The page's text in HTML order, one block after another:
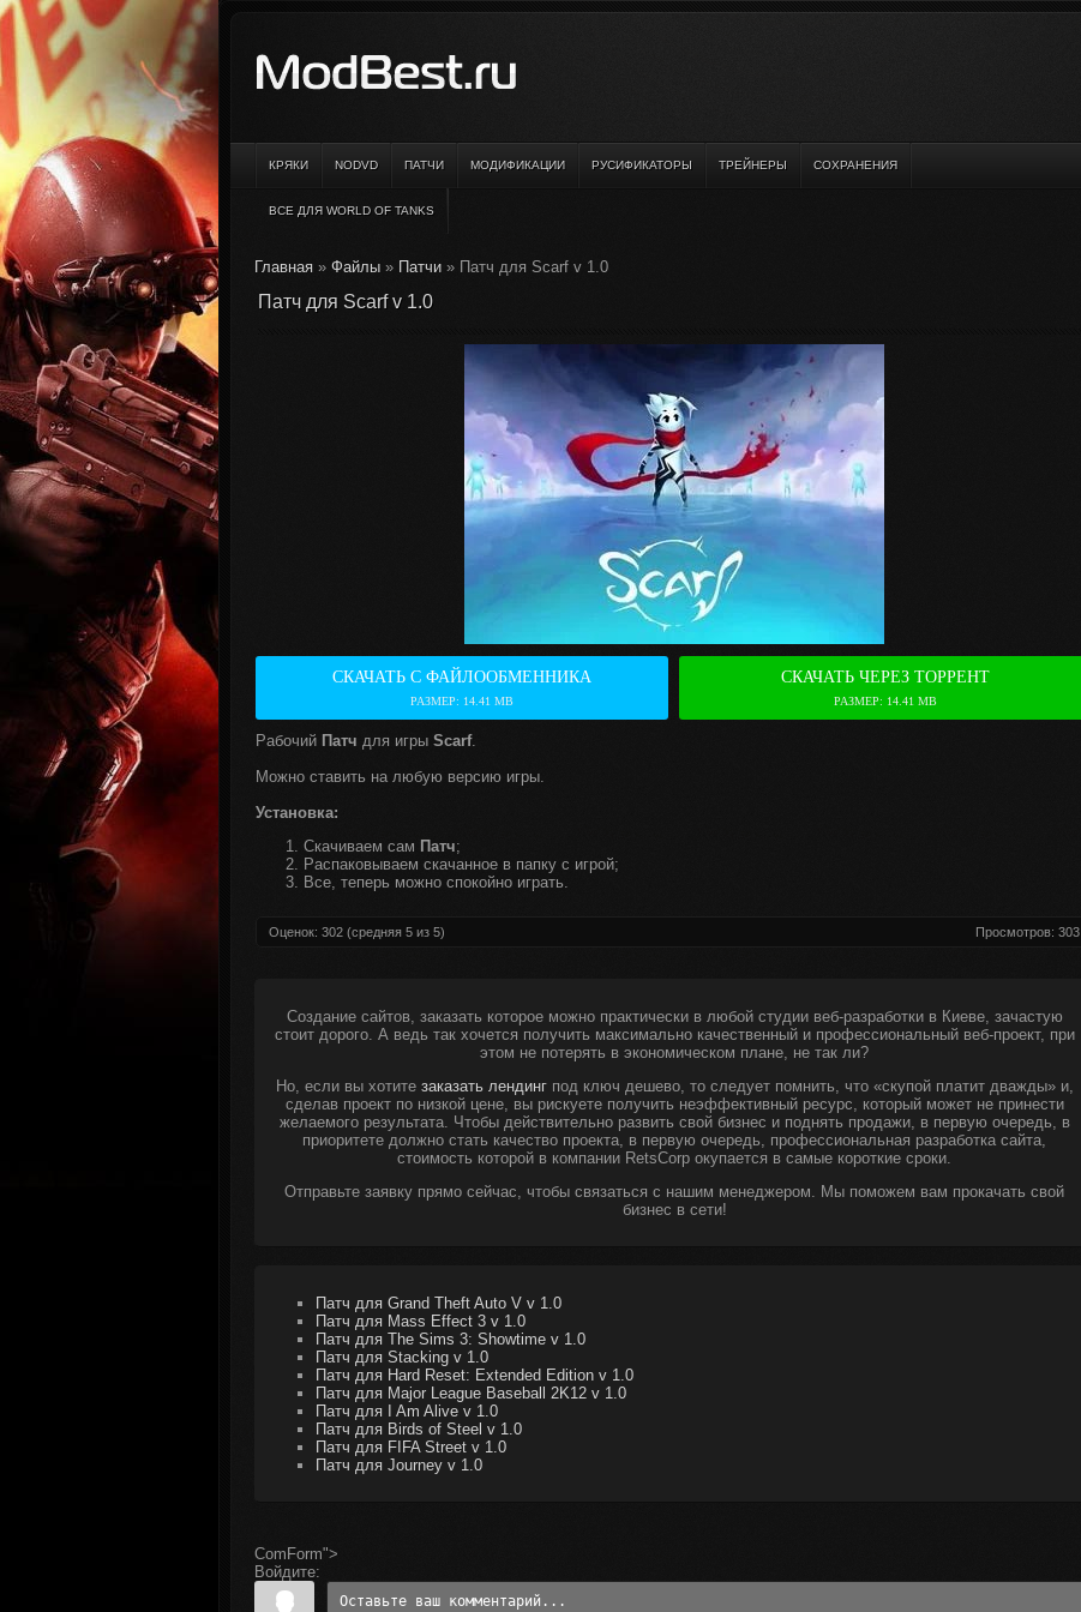
КРЯКИ NODVD ПАТЧИ МОДИФИКАЦИИ РУСИФИКАТОРЫ ТРЕЙНЕРЫ СОХРАНЕНИЯ
ВСЕ ДЛЯ WORLD OF TANKS
Главная » Файлы » Патчи » Патч для Scarf v 1.0
Патч для Scarf v 1.0
СКАЧАТЬ С ФАЙЛООБМЕННИКА
РАЗМЕР: 14.41 MB
СКАЧАТЬ ЧЕРЕЗ ТОРРЕНТ
РАЗМЕР: 14.41 MB
Рабочий Патч для игры Scarf.
Можно ставить на любую версию игры.
Установка:
Скачиваем сам Патч;
Распаковываем скачанное в папку с игрой;
Все, теперь можно спокойно играть.
Просмотров: 303
Оценок: 302 (средняя 5 из 5)
Создание сайтов, заказать которое можно практически в любой студии веб-разработки в Киеве, зачастую
стоит дорого. А ведь так хочется получить максимально качественный и профессиональный веб-проект, при
этом не потерять в экономическом плане, не так ли?
Но, если вы хотите заказать лендингпод ключ дешево, то следует помнить, что «скупой платит дважды» и,
сделав проект по низкой цене, вы рискуете получить неэффективный ресурс, который может не принести
желаемого результата. Чтобы действительно развить свой бизнес и поднять продажи, в первую очередь, в
приоритете должно стать качество проекта, в первую очередь, профессиональная разработка сайта,
стоимость которой в компании RetsCorp окупается в самые короткие сроки.
Отправьте заявку прямо сейчас, чтобы связаться с нашим менеджером. Мы поможем вам прокачать свой
бизнес в сети!
Патч для Grand Theft Auto V v 1.0
Патч для Mass Effect 3 v 1.0
Патч для The Sims 3: Showtime v 1.0
Патч для Stacking v 1.0
Патч для Hard Reset: Extended Edition v 1.0
Патч для Major League Baseball 2K12 v 1.0
Патч для I Am Alive v 1.0
Патч для Birds of Steel v 1.0
Патч для FIFA Street v 1.0
Патч для Journey v 1.0
ComForm">
Войдите: